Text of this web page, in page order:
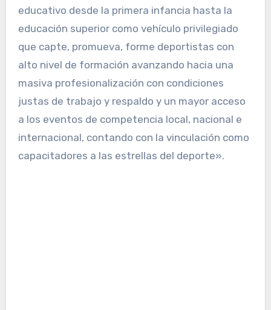
educativo desde la primera infancia hasta la
educación superior como vehículo privilegiado
que capte, promueva, forme deportistas con
alto nivel de formación avanzando hacia una
masiva profesionalización con condiciones
justas de trabajo y respaldo y un mayor acceso
a los eventos de competencia local, nacional e
internacional, contando con la vinculación como
capacitadores a las estrellas del deporte».